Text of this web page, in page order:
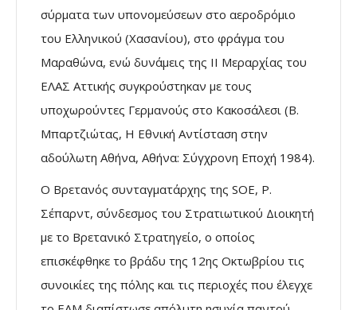
σύρματα των υπονομεύσεων στο αεροδρόμιο
του Ελληνικού (Χασανίου), στο φράγμα του
Μαραθώνα, ενώ δυνάμεις της ΙΙ Μεραρχίας του
ΕΛΑΣ Αττικής συγκρούστηκαν με τους
υποχωρούντες Γερμανούς στο Κακοσάλεσι (Β.
Μπαρτζιώτας, Η Εθνική Αντίσταση στην
αδούλωτη Αθήνα, Αθήνα: Σύγχρονη Εποχή 1984).
Ο Βρετανός συνταγματάρχης της SOE, Ρ.
Σέπαρντ, σύνδεσμος του Στρατιωτικού Διοικητή
με το Βρετανικό Στρατηγείο, ο οποίος
επισκέφθηκε το βράδυ της 12ης Οκτωβρίου τις
συνοικίες της πόλης και τις περιοχές που έλεγχε